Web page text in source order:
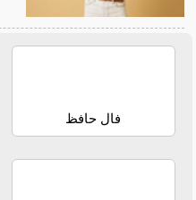
فال حافظ